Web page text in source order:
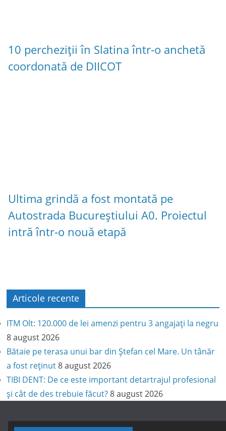
10 percheziții în Slatina într-o anchetă
coordonată de DIICOT
Ultima grindă a fost montată pe
Autostrada Bucureștiului A0. Proiectul
intră într-o nouă etapă
Articole recente
ITM Olt: 120.000 de lei amenzi pentru 3 angajați la negru
8 august 2026
Bătaie pe terasa unui bar din Ștefan cel Mare. Un tânăr
a fost reținut 8 august 2026
TIBI DENT: De ce este important detartrajul profesional
și cât de des trebuie făcut? 8 august 2026